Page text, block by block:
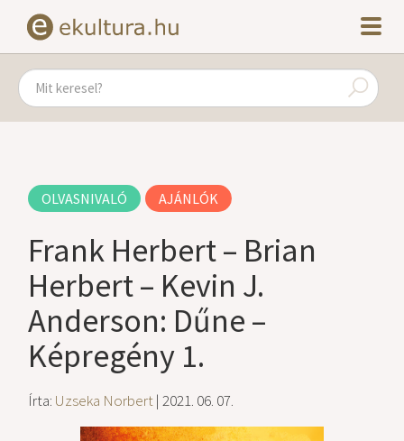
OLVASNIVALÓ AJÁNLÓK
Frank Herbert – Brian
Herbert – Kevin J.
Anderson: Dűne –
Képregény 1.
Írta: Uzseka Norbert| 2021. 06. 07.